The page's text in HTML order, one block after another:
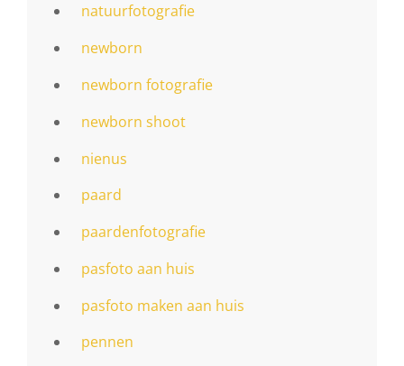
natuurfotografie
newborn
newborn fotografie
newborn shoot
nienus
paard
paardenfotografie
pasfoto aan huis
pasfoto maken aan huis
pennen